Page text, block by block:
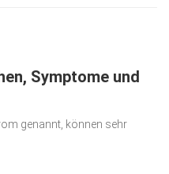
Symptome und
genannt, können sehr